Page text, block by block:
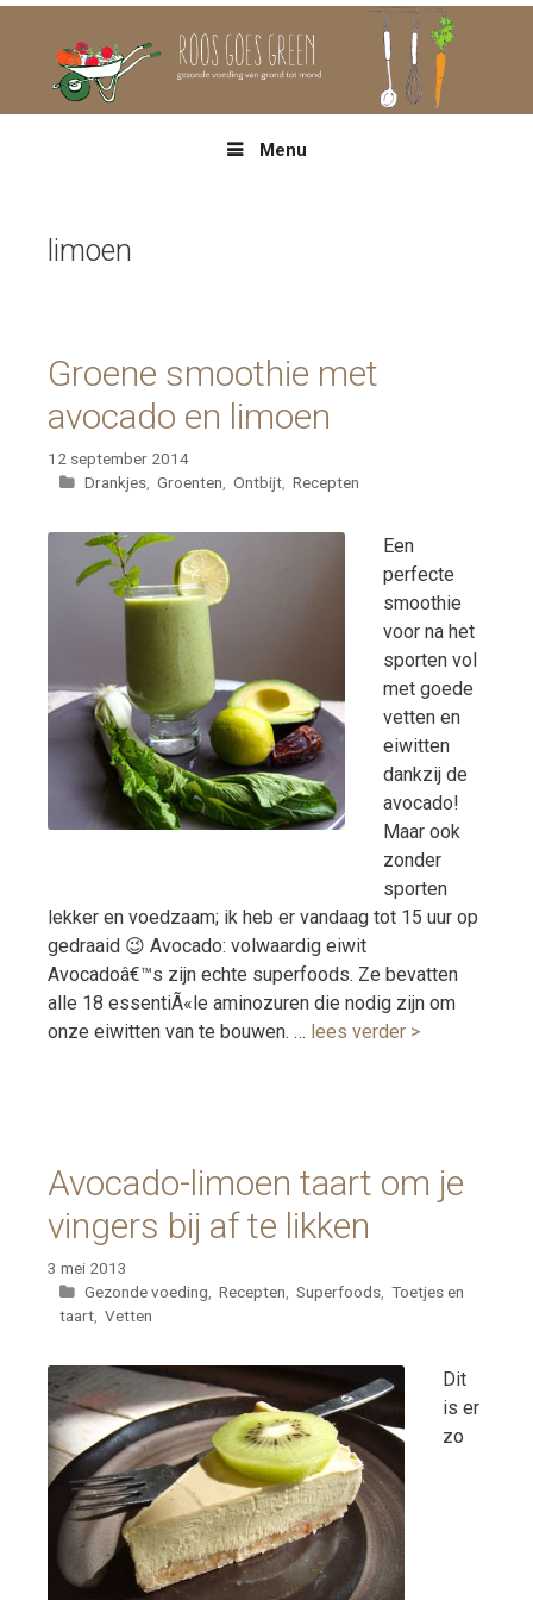
Menu
limoen
Groene smoothie met
avocado en limoen
12 september 2014
Categorieën
Drankjes, Groenten, Ontbijt, Recepten
Een
perfecte
smoothie
voor na het
sporten vol
met goede
vetten en
eiwitten
dankzij de
avocado!
Maar ook
zonder
sporten
lekker en voedzaam; ik heb er vandaag tot 15 uur op
gedraaid 😉 Avocado: volwaardig eiwit
Avocadoâ€™s zijn echte superfoods. Ze bevatten
alle 18 essentiÃ«le aminozuren die nodig zijn om
onze eiwitten van te bouwen. … lees verder >
Avocado-limoen taart om je
vingers bij af te likken
3 mei 2013
Categorieën
Gezonde voeding, Recepten, Superfoods, Toetjes en
taart, Vetten
Dit
is er
zo